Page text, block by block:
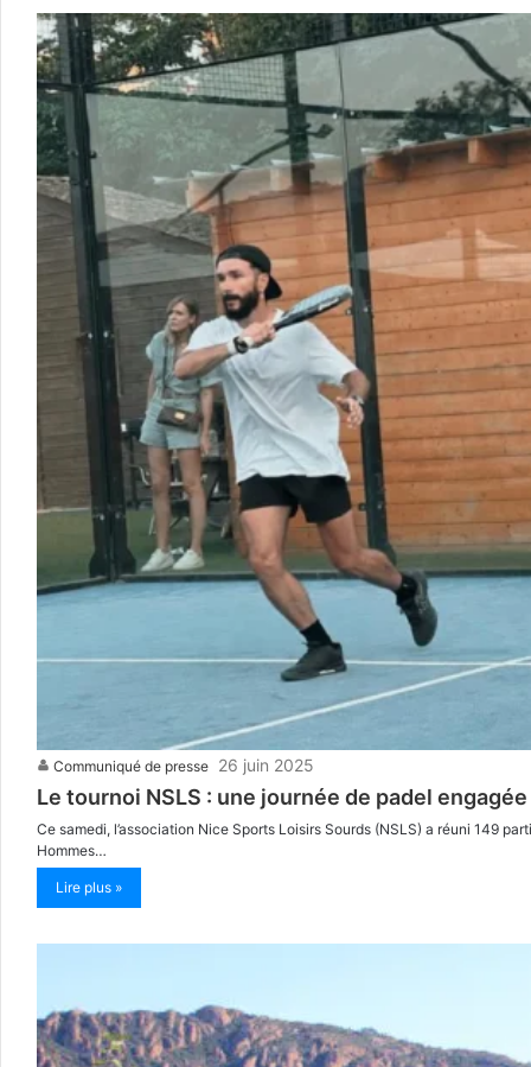
Communiqué de presse 26 juin 2025
Le tournoi NSLS : une journée de padel engagée
Ce samedi, l’association Nice Sports Loisirs Sourds (NSLS) a réuni 149
Hommes…
Lire plus »